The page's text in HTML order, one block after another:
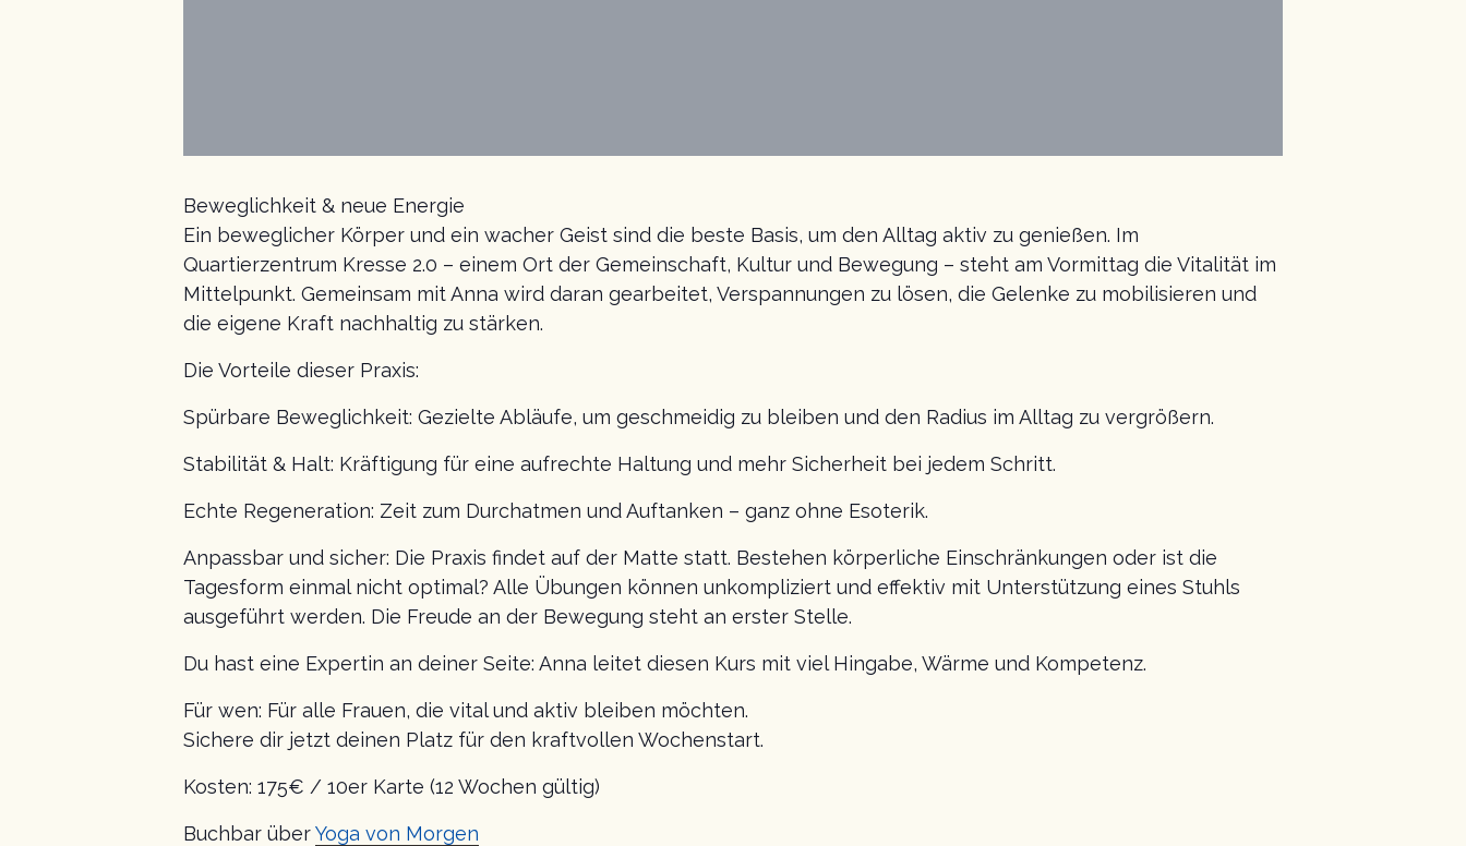
Beweglichkeit & neue Energie
Ein beweglicher Körper und ein wacher Geist sind die beste Basis, um den Alltag aktiv zu genießen. Im
Quartierzentrum Kresse 2.0 – einem Ort der Gemeinschaft, Kultur und Bewegung – steht am Vormittag die Vitalität im
Mittelpunkt. Gemeinsam mit Anna wird daran gearbeitet, Verspannungen zu lösen, die Gelenke zu mobilisieren und
die eigene Kraft nachhaltig zu stärken.
Die Vorteile dieser Praxis:
Spürbare Beweglichkeit: Gezielte Abläufe, um geschmeidig zu bleiben und den Radius im Alltag zu vergrößern.
Stabilität & Halt: Kräftigung für eine aufrechte Haltung und mehr Sicherheit bei jedem Schritt.
Echte Regeneration: Zeit zum Durchatmen und Auftanken – ganz ohne Esoterik.
Anpassbar und sicher: Die Praxis findet auf der Matte statt. Bestehen körperliche Einschränkungen oder ist die
Tagesform einmal nicht optimal? Alle Übungen können unkompliziert und effektiv mit Unterstützung eines Stuhls
ausgeführt werden. Die Freude an der Bewegung steht an erster Stelle.
Du hast eine Expertin an deiner Seite: Anna leitet diesen Kurs mit viel Hingabe, Wärme und Kompetenz.
Für wen: Für alle Frauen, die vital und aktiv bleiben möchten.
Sichere dir jetzt deinen Platz für den kraftvollen Wochenstart.
Kosten: 175€ / 10er Karte (12 Wochen gültig)
Buchbar überYoga von Morgen